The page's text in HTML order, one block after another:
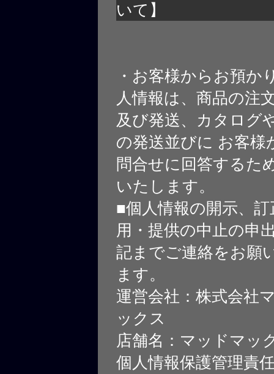
いて】
・お客様からお預か
人情報は、商品の注
及び発送、カタログ
の発送並びに お客様
問合せに回答するた
いたします。
■個人情報の開示、
用・提供の中止の申
記までご連絡をお願
ます。
運営会社：株式会社
ックス
店舗名：マッドマッ
個人情報保護管理責